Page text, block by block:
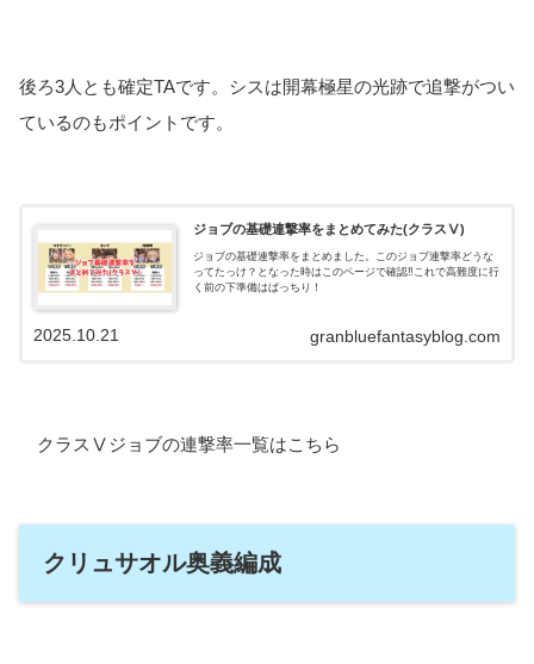
後ろ3人とも確定TAです。シスは開幕極星の光跡で追撃がつい
ているのもポイントです。
ジョブの基礎連撃率をまとめてみた(クラスⅤ)
ジョブの基礎連撃率をまとめました。このジョブ連撃率どうな
ってたっけ？となった時はこのページで確認‼これで高難度に行
く前の下準備はばっちり！
granbluefantasyblog.com
2025.10.21
クラスⅤジョブの連撃率一覧はこちら
クリュサオル奥義編成